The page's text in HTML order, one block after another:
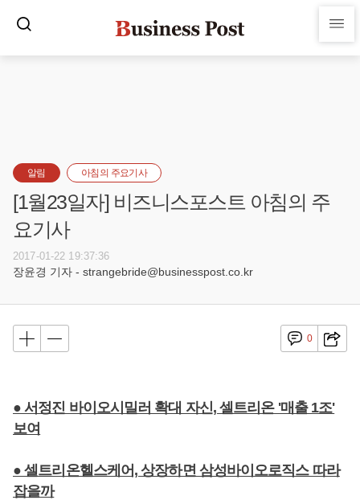
알림 아침의 주요기사
[1월23일자] 비즈니스포스트 아침의 주
요기사
2017-01-22 19:37:36
장윤경 기자 - strangebride@businesspost.co.kr
0
● 서정진 바이오시밀러 확대 자신, 셀트리온 '매출 1조'
보여
● 셀트리온헬스케어, 상장하면 삼성바이오로직스 따라
잡을까